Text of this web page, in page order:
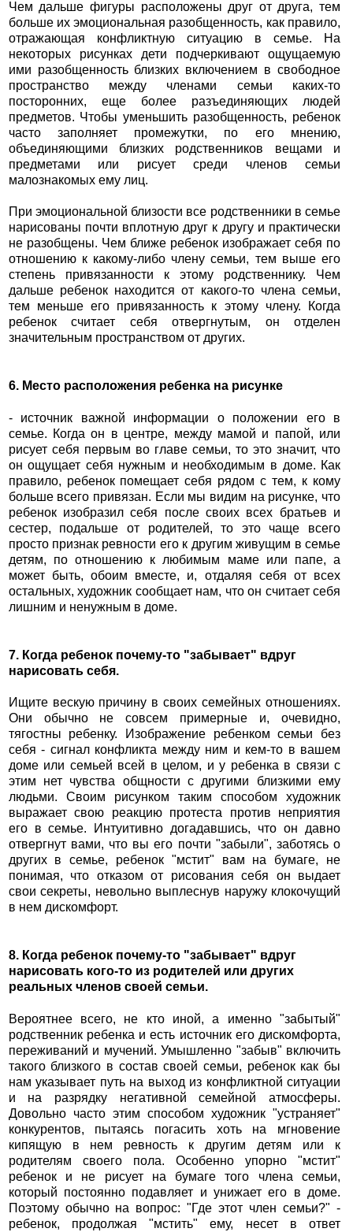
Чем дальше фигуры расположены друг от друга, тем
больше их эмоциональная разобщенность, как правило,
отражающая конфликтную ситуацию в семье. На
некоторых рисунках дети подчеркивают ощущаемую
ими разобщенность близких включением в свободное
пространство между членами семьи каких-то
посторонних, еще более разъединяющих людей
предметов. Чтобы уменьшить разобщенность, ребенок
часто заполняет промежутки, по его мнению,
объединяющими близких родственников вещами и
предметами или рисует среди членов семьи
малознакомых ему лиц.
При эмоциональной близости все родственники в семье
нарисованы почти вплотную друг к другу и практически
не разобщены. Чем ближе ребенок изображает себя по
отношению к какому-либо члену семьи, тем выше его
степень привязанности к этому родственнику. Чем
дальше ребенок находится от какого-то члена семьи,
тем меньше его привязанность к этому члену. Когда
ребенок считает себя отвергнутым, он отделен
значительным пространством от других.
6. Место расположения ребенка на рисунке
- источник важной информации о положении его в
семье. Когда он в центре, между мамой и папой, или
рисует себя первым во главе семьи, то это значит, что
он ощущает себя нужным и необходимым в доме. Как
правило, ребенок помещает себя рядом с тем, к кому
больше всего привязан. Если мы видим на рисунке, что
ребенок изобразил себя после своих всех братьев и
сестер, подальше от родителей, то это чаще всего
просто признак ревности его к другим живущим в семье
детям, по отношению к любимым маме или папе, а
может быть, обоим вместе, и, отдаляя себя от всех
остальных, художник сообщает нам, что он считает себя
лишним и ненужным в доме.
7. Когда ребенок почему-то "забывает" вдруг
нарисовать себя.
Ищите вескую причину в своих семейных отношениях.
Они обычно не совсем примерные и, очевидно,
тягостны ребенку. Изображение ребенком семьи без
себя - сигнал конфликта между ним и кем-то в вашем
доме или семьей всей в целом, и у ребенка в связи с
этим нет чувства общности с другими близкими ему
людьми. Своим рисунком таким способом художник
выражает свою реакцию протеста против неприятия
его в семье. Интуитивно догадавшись, что он давно
отвергнут вами, что вы его почти "забыли", заботясь о
других в семье, ребенок "мстит" вам на бумаге, не
понимая, что отказом от рисования себя он выдает
свои секреты, невольно выплеснув наружу клокочущий
в нем дискомфорт.
8. Когда ребенок почему-то "забывает" вдруг
нарисовать кого-то из родителей или других
реальных членов своей семьи.
Вероятнее всего, не кто иной, а именно "забытый"
родственник ребенка и есть источник его дискомфорта,
переживаний и мучений. Умышленно "забыв" включить
такого близкого в состав своей семьи, ребенок как бы
нам указывает путь на выход из конфликтной ситуации
и на разрядку негативной семейной атмосферы.
Довольно часто этим способом художник "устраняет"
конкурентов, пытаясь погасить хоть на мгновение
кипящую в нем ревность к другим детям или к
родителям своего пола. Особенно упорно "мстит"
ребенок и не рисует на бумаге того члена семьи,
который постоянно подавляет и унижает его в доме.
Поэтому обычно на вопрос: "Где этот член семьи?" -
ребенок, продолжая "мстить" ему, несет в ответ